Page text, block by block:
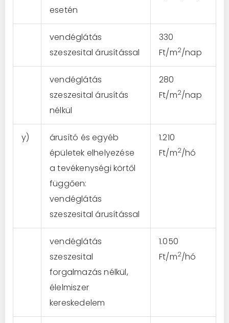
esetén
vendéglátás
szeszesital árusítással
330
Ft/m2/nap
vendéglátás
szeszesital árusítás
nélkül
280
Ft/m2/nap
y)
árusító és egyéb
épületek elhelyezése
a tevékenységi körtől
függően:
vendéglátás
szeszesital árusítással
1.210
Ft/m2/hó
vendéglátás
szeszesital
forgalmazás nélkül,
élelmiszer
kereskedelem
1.050
Ft/m2/hó